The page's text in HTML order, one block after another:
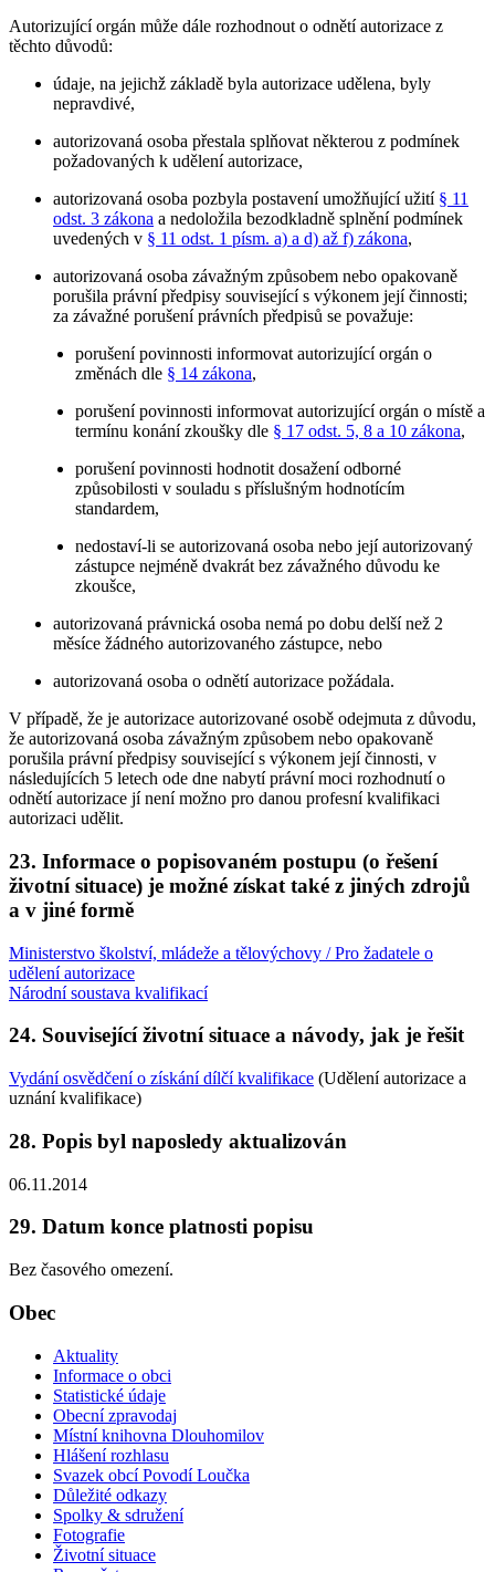
Autorizující orgán může dále rozhodnout o odnětí autorizace z
těchto důvodů:
údaje, na jejichž základě byla autorizace udělena, byly
nepravdivé,
autorizovaná osoba přestala splňovat některou z podmínek
požadovaných k udělení autorizace,
autorizovaná osoba pozbyla postavení umožňující užití § 11
odst. 3 zákona a nedoložila bezodkladně splnění podmínek
uvedených v § 11 odst. 1 písm. a) a d) až f) zákona,
autorizovaná osoba závažným způsobem nebo opakovaně
porušila právní předpisy související s výkonem její činnosti;
za závažné porušení právních předpisů se považuje:
porušení povinnosti informovat autorizující orgán o
změnách dle § 14 zákona,
porušení povinnosti informovat autorizující orgán o místě a
termínu konání zkoušky dle § 17 odst. 5, 8 a 10 zákona,
porušení povinnosti hodnotit dosažení odborné
způsobilosti v souladu s příslušným hodnotícím
standardem,
nedostaví-li se autorizovaná osoba nebo její autorizovaný
zástupce nejméně dvakrát bez závažného důvodu ke
zkoušce,
autorizovaná právnická osoba nemá po dobu delší než 2
měsíce žádného autorizovaného zástupce, nebo
autorizovaná osoba o odnětí autorizace požádala.
V případě, že je autorizace autorizované osobě odejmuta z důvodu,
že autorizovaná osoba závažným způsobem nebo opakovaně
porušila právní předpisy související s výkonem její činnosti, v
následujících 5 letech ode dne nabytí právní moci rozhodnutí o
odnětí autorizace jí není možno pro danou profesní kvalifikaci
autorizaci udělit.
23. Informace o popisovaném postupu (o řešení
životní situace) je možné získat také z jiných zdrojů
a v jiné formě
Ministerstvo školství, mládeže a tělovýchovy / Pro žadatele o
udělení autorizace
Národní soustava kvalifikací
24. Související životní situace a návody, jak je řešit
Vydání osvědčení o získání dílčí kvalifikace (Udělení autorizace a
uznání kvalifikace)
28. Popis byl naposledy aktualizován
06.11.2014
29. Datum konce platnosti popisu
Bez časového omezení.
Obec
Aktuality
Informace o obci
Statistické údaje
Obecní zpravodaj
Místní knihovna Dlouhomilov
Hlášení rozhlasu
Svazek obcí Povodí Loučka
Důležité odkazy
Spolky & sdružení
Fotografie
Životní situace